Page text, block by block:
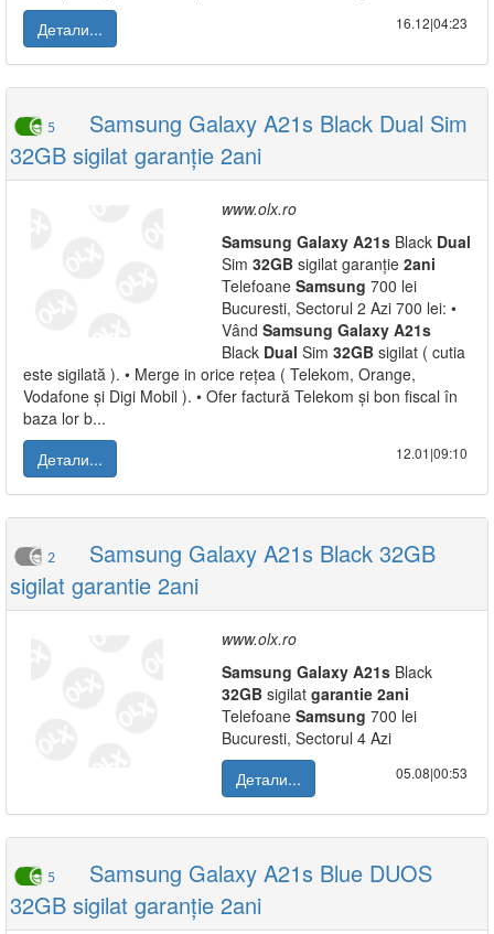
Детали...
16.12|04:23
5
Samsung Galaxy A21s Black Dual Sim
32GB sigilat garanție 2ani
www.olx.ro
Samsung Galaxy A21s Black Dual
Sim 32GB sigilat garanție 2ani
Telefoane Samsung 700 lei
Bucuresti, Sectorul 2 Azi 700 lei: •
Vând Samsung Galaxy A21s
Black Dual Sim 32GB sigilat ( cutia
este sigilată ). • Merge in orice rețea ( Telekom, Orange,
Vodafone și Digi Mobil ). • Ofer factură Telekom și bon fiscal în
baza lor b...
Детали...
12.01|09:10
2
Samsung Galaxy A21s Black 32GB
sigilat garantie 2ani
www.olx.ro
Samsung Galaxy A21s Black
32GB sigilat garantie 2ani
Telefoane Samsung 700 lei
Bucuresti, Sectorul 4 Azi
Детали...
05.08|00:53
5
Samsung Galaxy A21s Blue DUOS
32GB sigilat garanție 2ani